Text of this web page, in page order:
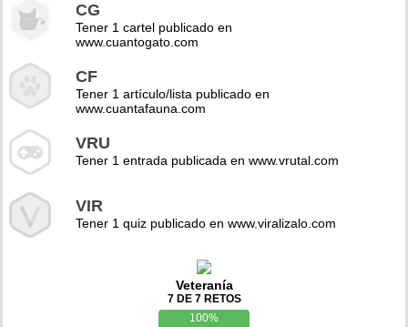
CG
Tener 1 cartel publicado en
www.cuantogato.com
CF
Tener 1 artículo/lista publicado en
www.cuantafauna.com
VRU
Tener 1 entrada publicada en www.vrutal.com
VIR
Tener 1 quiz publicado en www.viralizalo.com
Veteranía
7 DE 7 RETOS
100%